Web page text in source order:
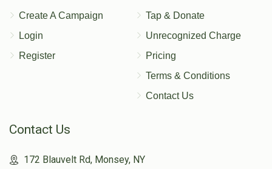
Create A Campaign
Login
Register
Tap & Donate
Unrecognized Charge
Pricing
Terms & Conditions
Contact Us
Contact Us
172 Blauvelt Rd, Monsey, NY